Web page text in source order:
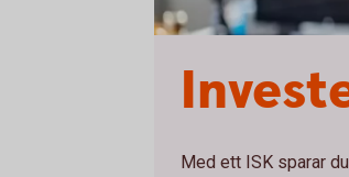
Med ett ISK sparar